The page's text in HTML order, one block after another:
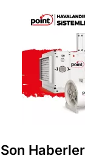
Son Haberler